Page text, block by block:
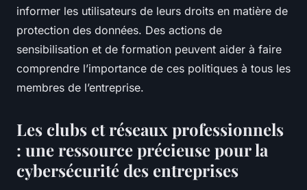
informer les utilisateurs de leurs droits en matière de
protection des données. Des actions de
sensibilisation et de formation peuvent aider à faire
comprendre l’importance de ces politiques à tous les
membres de l’entreprise.
Les clubs et réseaux professionnels
: une ressource précieuse pour la
cybersécurité des entreprises